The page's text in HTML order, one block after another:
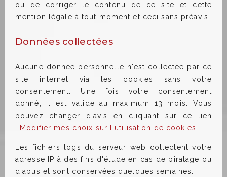
ou de corriger le contenu de ce site et cette
mention légale à tout moment et ceci sans préavis.
Données collectées
Aucune donnée personnelle n'est collectée par ce
site internet via les cookies sans votre
consentement. Une fois votre consentement
donné, il est valide au maximum 13 mois. Vous
pouvez changer d'avis en cliquant sur ce lien
: Modifier mes choix sur l'utilisation de cookies
Les fichiers logs du serveur web collectent votre
adresse IP à des fins d'étude en cas de piratage ou
d'abus et sont conservées quelques semaines.